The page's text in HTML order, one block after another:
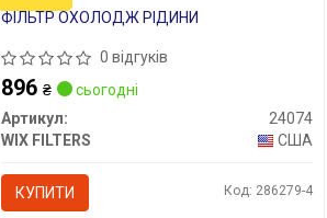
ФІЛЬТР ОХОЛОДЖ РІДИНИ
0 відгуків
896₴
сьогодні
Артикул:
24074
WIX FILTERS
США
КУПИТИ Код: 286279-4